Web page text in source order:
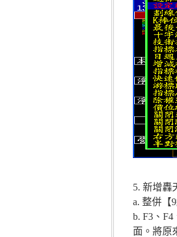
5. 新增轟
a. 整併【
b. F3、
面。將原